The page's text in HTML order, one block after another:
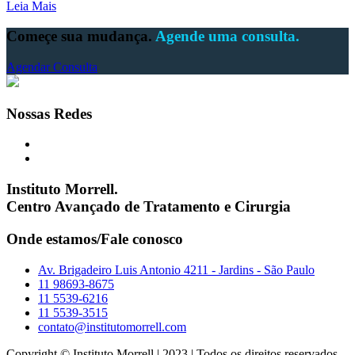
Leia Mais
Começe sua mudança. Agende uma consulta.
Agendar Consulta
Nossas Redes
Instituto Morrell.
Centro Avançado de Tratamento e Cirurgia
Onde estamos/Fale conosco
Av. Brigadeiro Luis Antonio 4211 - Jardins - São Paulo
11 98693-8675
11 5539-6216
11 5539-3515
contato@institutomorrell.com